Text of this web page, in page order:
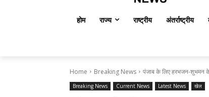
होम राज्य राष्ट्रीय अंतर्राष्ट्रीय
Home Breaking News पंजाब के लिए हरभजन-शुभमन
Breaking News Current News Latest News खेल